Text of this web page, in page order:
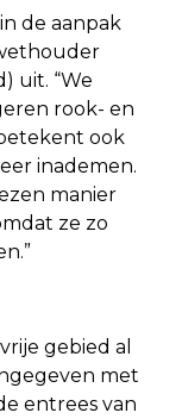
de aanpak
uit. “We
rook- en
ook
inademen.
manier
ze zo
gebied al
met
entrees van